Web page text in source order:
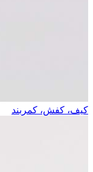
کیف، کفش، کمربند